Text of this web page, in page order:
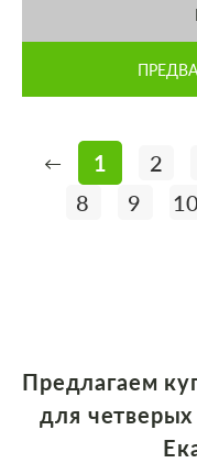
← 1 2
8
9 10
Предлагаем
для